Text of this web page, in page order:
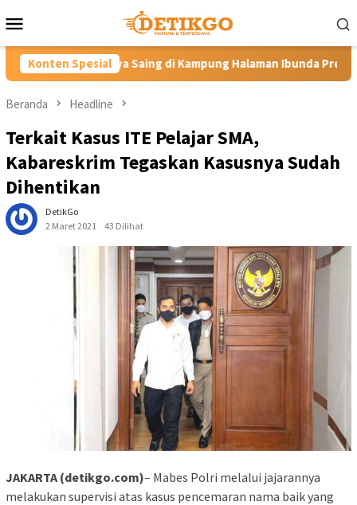
ke
Mobile
Konten Spesial
di Kampung Halaman Ibunda Presiden
Beranda Headline
Terkait Kasus ITE Pelajar SMA,
Kabareskrim Tegaskan Kasusnya Sudah
Dihentikan
DetikGo
2 Maret 2021
43 Dilihat
JAKARTA (detikgo.com)– Mabes Polri melalui jajarannya
melakukan supervisi atas kasus pencemaran nama baik yang